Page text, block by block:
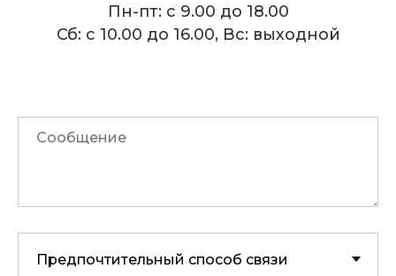
Пн-пт: с 9.00 до 18.00
Сб: с 10.00 до 16.00, Вс: выходной